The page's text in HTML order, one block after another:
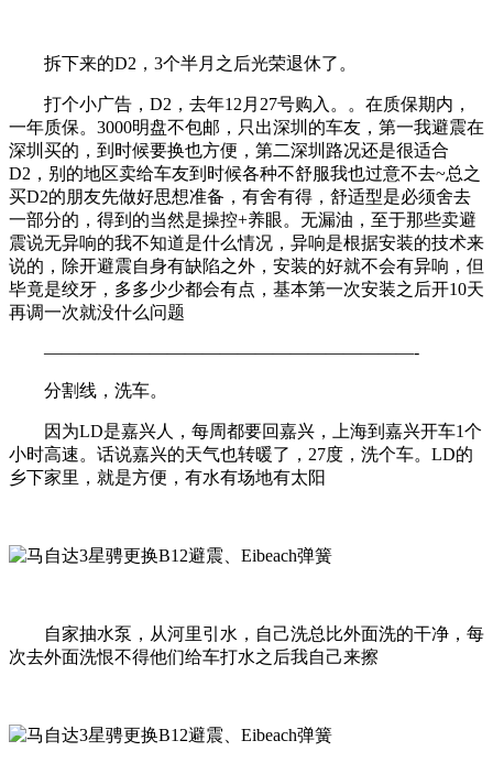
拆下来的D2，3个半月之后光荣退休了。
打个小广告，D2，去年12月27号购入。。在质保期内，
一年质保。3000明盘不包邮，只出深圳的车友，第一我避震在
深圳买的，到时候要换也方便，第二深圳路况还是很适合
D2，别的地区卖给车友到时候各种不舒服我也过意不去~总之
买D2的朋友先做好思想准备，有舍有得，舒适型是必须舍去
一部分的，得到的当然是操控+养眼。无漏油，至于那些卖避
震说无异响的我不知道是什么情况，异响是根据安装的技术来
说的，除开避震自身有缺陷之外，安装的好就不会有异响，但
毕竟是绞牙，多多少少都会有点，基本第一次安装之后开10天
再调一次就没什么问题
—————————————————————-
分割线，洗车。
因为LD是嘉兴人，每周都要回嘉兴，上海到嘉兴开车1个
小时高速。话说嘉兴的天气也转暖了，27度，洗个车。LD的
乡下家里，就是方便，有水有场地有太阳
自家抽水泵，从河里引水，自己洗总比外面洗的干净，每
次去外面洗恨不得他们给车打水之后我自己来擦